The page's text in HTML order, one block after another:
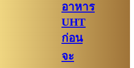
อาหาร
UHT
ก่อน
จะ